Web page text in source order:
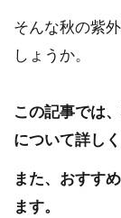
そんな秋の紫
しょうか。
この記事では
について詳し
また、おすす
ます。